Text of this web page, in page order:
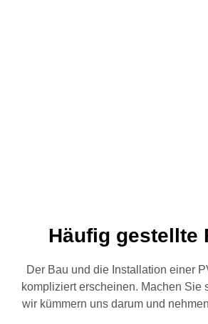
Häufig gestellte
Der Bau und die Installation einer
kompliziert erscheinen. Machen Sie
wir kümmern uns darum und